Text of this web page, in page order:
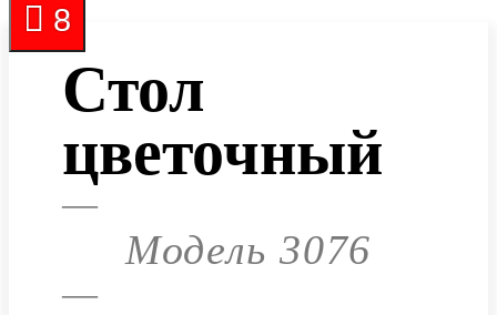
Стол
цветочный
—
Модель 3076
—
5
9
8